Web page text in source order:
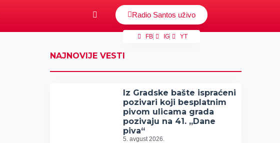
Radio Santos uživo
FB IG YT
NAJNOVIJE VESTI
Iz Gradske bašte ispraćeni
pozivari koji besplatnim
pivom ulicama grada
pozivaju na 41. „Dane
piva“
5. avgust 2026.